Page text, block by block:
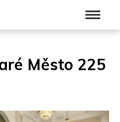
Město 225